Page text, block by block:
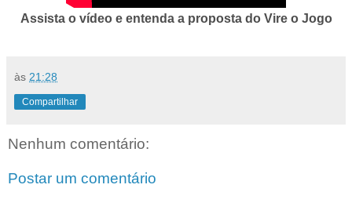
Assista o vídeo e entenda a proposta do Vire o Jogo
às 21:28
Compartilhar
Nenhum comentário:
Postar um comentário